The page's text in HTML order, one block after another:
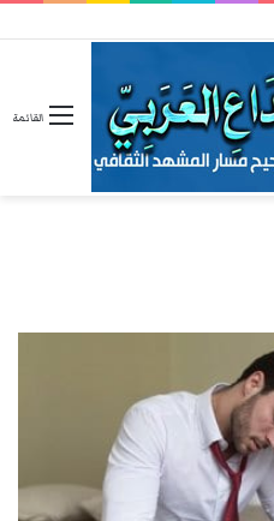
القائمة